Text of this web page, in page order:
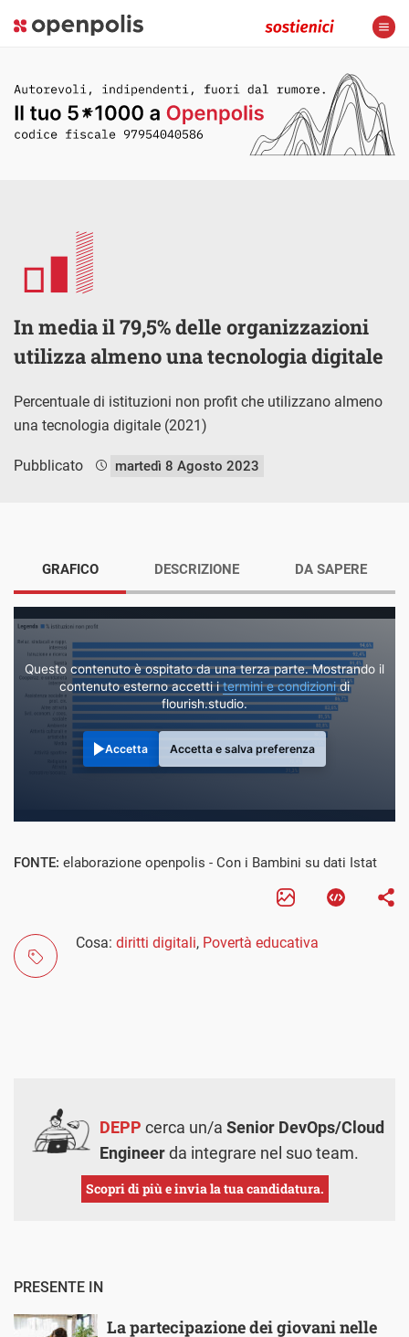
In media il 79,5% delle organizzazioni
utilizza almeno una tecnologia digitale
Percentuale di istituzioni non profit che utilizzano almeno
una tecnologia digitale (2021)
Pubblicato martedì 8 Agosto 2023
GRAFICO
Questo contenuto è ospitato da una terza parte. Mostrando il
contenuto esterno accetti itermini e condizionidi
flourish.studio.
Accetta Accetta e salva preferenza
DESCRIZIONE DA SAPERE
FONTE: elaborazione openpolis - Con i Bambini su dati Istat
Cosa: diritti digitali, Povertà educativa
DEPP cerca un/a Senior DevOps/Cloud
Engineerda integrare nel suo team.
Scopri di più e invia la tua candidatura.
PRESENTE IN
La partecipazione dei giovani nelle